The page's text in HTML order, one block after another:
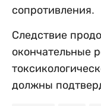
сопротивления.
Следствие
окончательные
должны